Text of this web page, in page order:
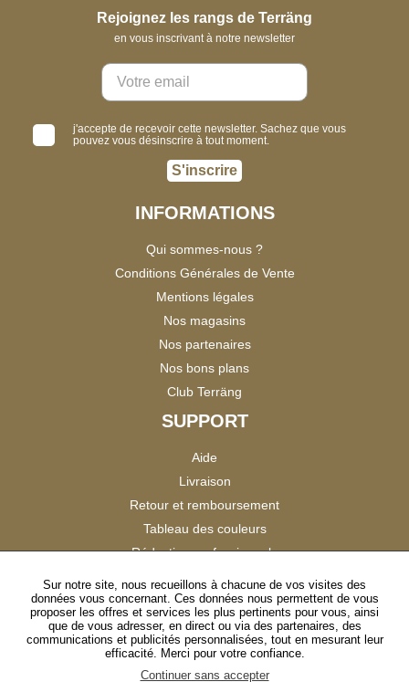
Rejoignez les rangs de Terräng
en vous inscrivant à notre newsletter
j'accepte de recevoir cette newsletter. Sachez que vous
pouvez vous désinscrire à tout moment.
S'inscrire
INFORMATIONS
Qui sommes-nous ?
Conditions Générales de Vente
Mentions légales
Nos magasins
Nos partenaires
Nos bons plans
Club Terräng
SUPPORT
Aide
Livraison
Retour et remboursement
Tableau des couleurs
Réduction professionnels
Satisfaction Clients
SUIVEZ-NOUS
Sur notre site, nous recueillons à chacune de vos visites des
données vous concernant. Ces données nous permettent de vous
proposer les offres et services les plus pertinents pour vous, ainsi
que de vous adresser, en direct ou via des partenaires, des
communications et publicités personnalisées, tout en mesurant leur
efficacité. Merci pour votre confiance.
Continuer sans accepter